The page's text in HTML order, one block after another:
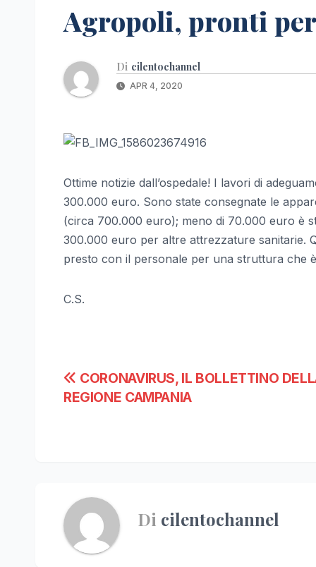
Agropoli, pronti
Di cilentochannel
APR 4, 2020
Ottime notizie dall’ospedale! I lavori di
300.000 euro. Sono state consegnate le
(circa 700.000 euro); meno di 70.000 euro è
300.000 euro per altre attrezzature sanitarie.
presto con il personale per una struttura che
C.S.
Navigazione
articoli
CORONAVIRUS, IL BOLLETTINO
REGIONE CAMPANIA
Di cilentochannel